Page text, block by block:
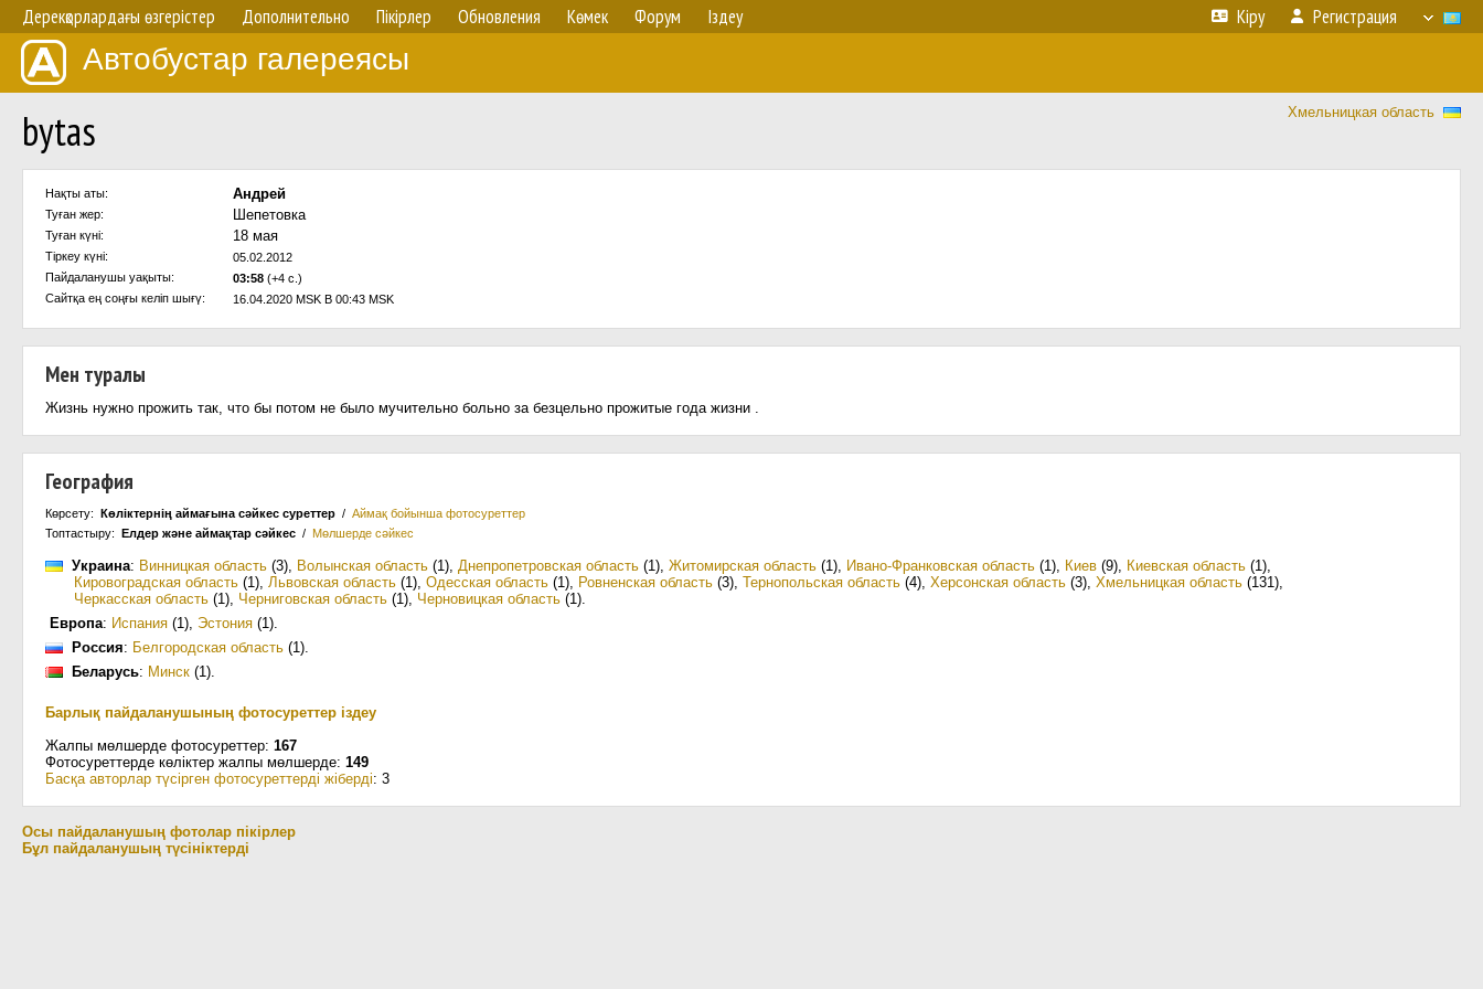
Дерекқорлардағы өзгерістер Дополнительно Пікірлер Обновления Көмек Форум Іздеу Кіру Регистрация
Автобустар галереясы
Хмельницкая область
bytas
Нақты аты: Андрей
Туған жер: Шепетовка
Туған күні: 18 мая
Тіркеу күні:
05.02.2012
Пайдаланушы уақыты:
03:58 (+4 с.)
Сайтқа ең соңғы келіп шығү:
16.04.2020 MSK В 00:43 MSK
Мен туралы
Жизнь нужно прожить так, что бы потом не было мучительно больно за безцельно прожитые года жизни .
География
Көрсету: Көліктернің аймағына сәйкес суреттер / Аймақ бойынша фотосуреттер
Топтастыру: Елдер және аймақтар сәйкес / Мөлшерде сәйкес
Украина: Винницкая область (3), Волынская область (1), Днепропетровская область (1), Житомирская область (1), Ивано-Франковская область (1), Киев (9), Киевская область (1),
Кировоградская область (1), Львовская область (1), Одесская область (1), Ровненская область (3), Тернопольская область (4), Херсонская область (3), Хмельницкая область (131),
Черкасская область (1), Черниговская область (1), Черновицкая область (1).
Европа: Испания (1), Эстония (1).
Россия: Белгородская область (1).
Беларусь: Минск (1).
Барлық пайдаланушының фотосуреттер іздеу
Жалпы мөлшерде фотосуреттер: 167
Фотосуреттерде көліктер жалпы мөлшерде: 149
Басқа авторлар түсірген фотосуреттерді жіберді: 3
Осы пайдаланушың фотолар пікірлер
Бұл пайдаланушың түсініктерді